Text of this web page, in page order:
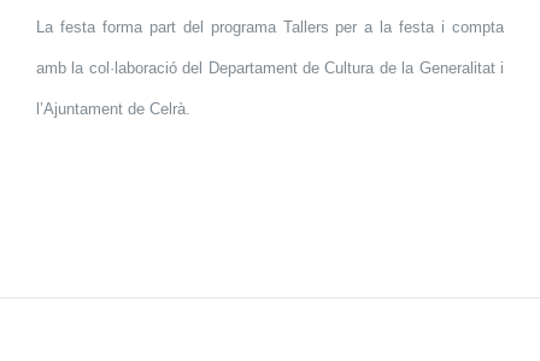
La festa forma part del programa Tallers per a la festa i compta
amb la col·laboració del Departament de Cultura de la Generalitat i
l’Ajuntament de Celrà.